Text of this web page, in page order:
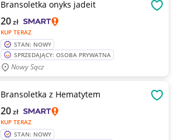
Bransoletka onyks jadeit
KUP TERAZ
20zł
STAN: NOWY
SPRZEDAJĄCY: OSOBA PRYWATNA
Nowy Sącz
Bransoletka z Hematytem
KUP TERAZ
20zł
STAN: NOWY